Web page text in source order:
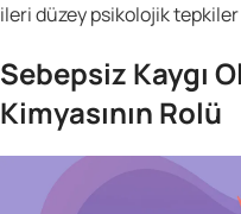
ileri düzey psikolojik
Sebepsiz Kaygı
Kimyasının Rolü